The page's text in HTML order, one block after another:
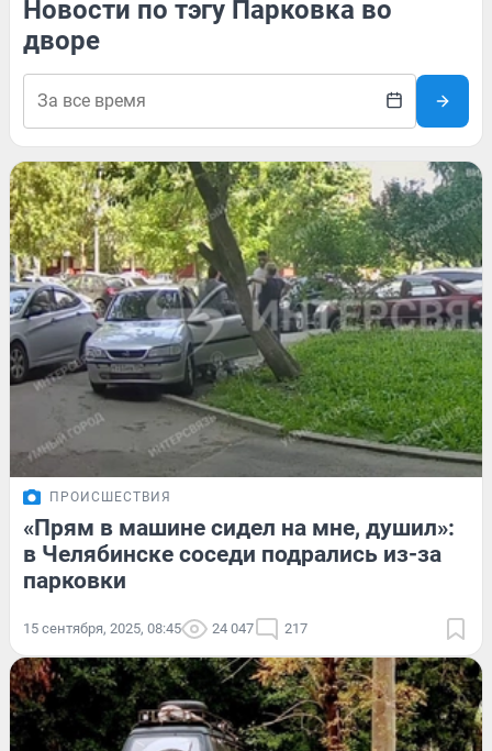
Новости по тэгу Парковка во
дворе
ПРОИСШЕСТВИЯ
«Прям в машине сидел на мне, душил»:
в Челябинске соседи подрались из-за
парковки
15 сентября, 2025, 08:45 24 047 217